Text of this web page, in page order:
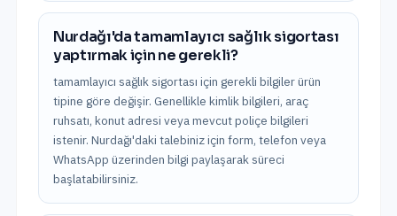
Nurdağı'da tamamlayıcı sağlık sigortası
yaptırmak için ne gerekli?
tamamlayıcı sağlık sigortası için gerekli bilgiler ürün
tipine göre değişir. Genellikle kimlik bilgileri, araç
ruhsatı, konut adresi veya mevcut poliçe bilgileri
istenir. Nurdağı'daki talebiniz için form, telefon veya
WhatsApp üzerinden bilgi paylaşarak süreci
başlatabilirsiniz.